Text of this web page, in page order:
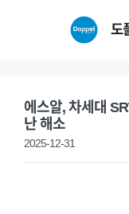
도
에스알, 차세대
난 해소
2025-12-31